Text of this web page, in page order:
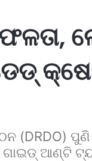
(DRDO)
ଗାଇଡ୍ ଆଣ୍ଟି